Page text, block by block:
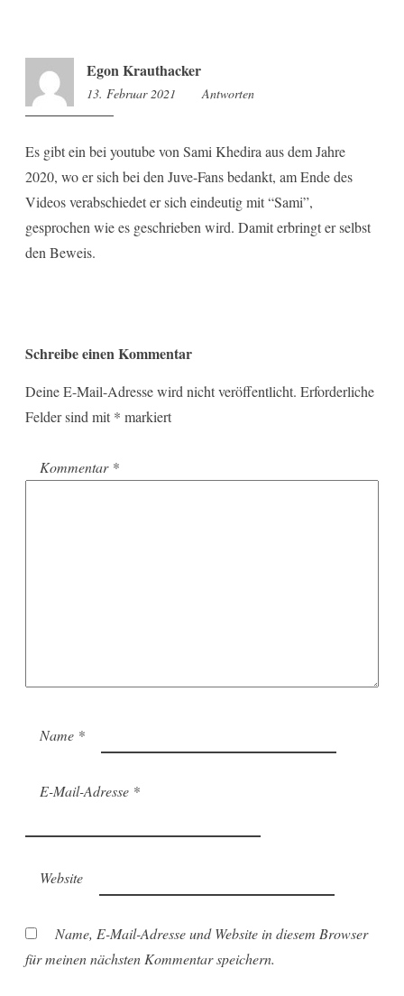
Egon Krauthacker
13. Februar 2021 16:39
Antworten
Es gibt ein bei youtube von Sami Khedira aus dem Jahre
2020, wo er sich bei den Juve-Fans bedankt, am Ende des
Videos verabschiedet er sich eindeutig mit “Sami”,
gesprochen wie es geschrieben wird. Damit erbringt er selbst
den Beweis.
Schreibe einen Kommentar
Deine E-Mail-Adresse wird nicht veröffentlicht. Erforderliche
Felder sind mit * markiert
Kommentar *
Name *
E-Mail-Adresse *
Website
Name, E-Mail-Adresse und Website in diesem Browser
für meinen nächsten Kommentar speichern.